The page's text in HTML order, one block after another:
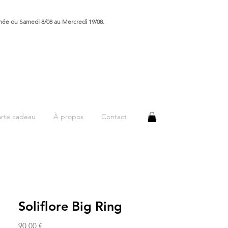
du Samedi 8/08 au Mercredi 19/08.
cadeau À propos Contact
Soliflore Big Ring
90,00 €Prix